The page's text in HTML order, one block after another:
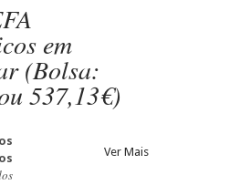
em
(Bolsa:
537,13€)
Ver Mais